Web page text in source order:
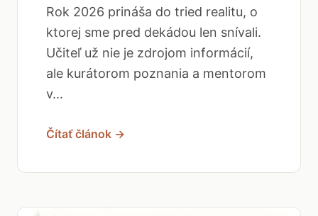
Rok 2026 prináša do tried realitu, o
ktorej sme pred dekádou len snívali.
Učiteľ už nie je zdrojom informácií,
ale kurátorom poznania a mentorom
v...
Čítať článok →